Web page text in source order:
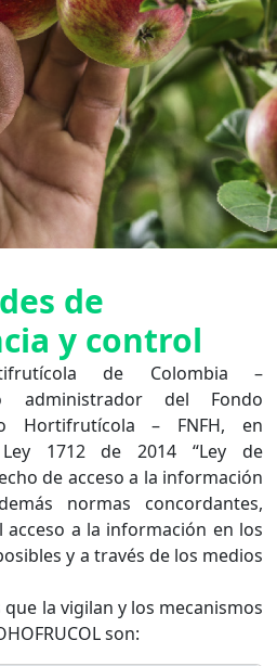
de
y control
de Colombia –
administrador del Fondo
Hortifrutícola – FNFH, en
1712 de 2014 “Ley de
de acceso a la información
normas concordantes,
a la información en los
y a través de los medios
la vigilan y los mecanismos
son: